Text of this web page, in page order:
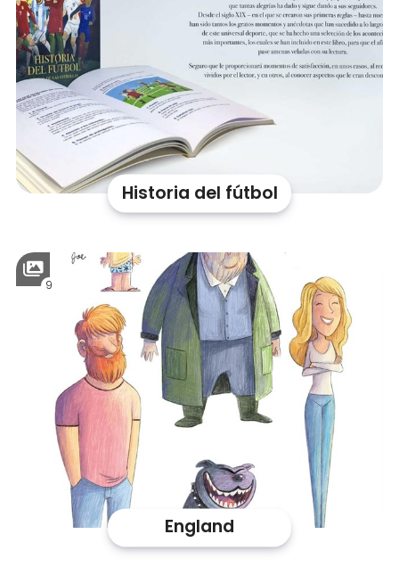
Historia del fútbol
England
9